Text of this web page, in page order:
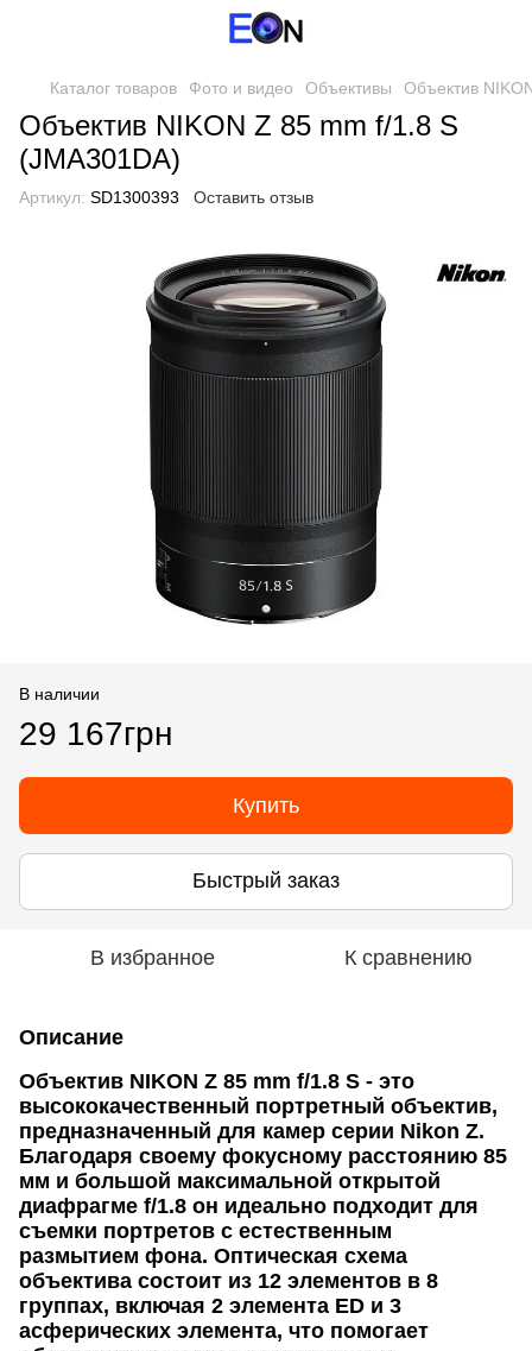
Каталог товаров Фото и видео Объективы Объектив
Объектив NIKON Z 85 mm f/1.8 S
(JMA301DA)
Артикул: SD1300393 Оставить отзыв
В наличии
29 167грн
Купить
Быстрый заказ
В избранное К сравнению
Описание
Объектив NIKON Z 85 mm f/1.8 S - это
высококачественный портретный объектив,
предназначенный для камер серии Nikon Z.
Благодаря своему фокусному расстоянию 85
мм и большой максимальной открытой
диафрагме f/1.8 он идеально подходит для
съемки портретов с естественным
размытием фона. Оптическая схема
объектива состоит из 12 элементов в 8
группах, включая 2 элемента ED и 3
асферических элемента, что помогает